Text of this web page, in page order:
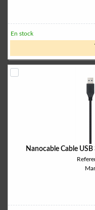
En stock
Nanocable Cable